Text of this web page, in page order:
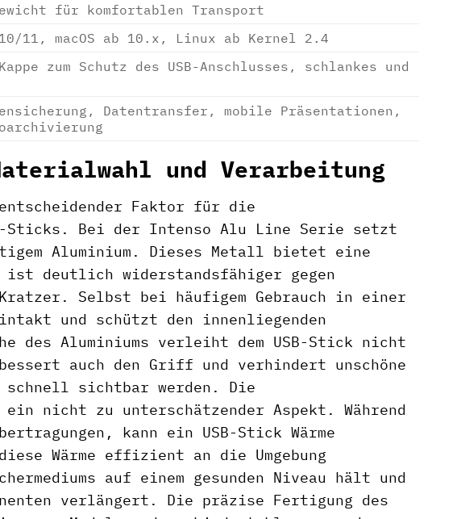
für komfortablen Transport
11, macOS ab 10.x, Linux ab Kernel 2.4
zum Schutz des USB-Anschlusses, schlankes und
Datentransfer, mobile Präsentationen,
und Verarbeitung
Faktor für die
Sticks. Bei der Intenso Alu Line Serie setzt
Aluminium. Dieses Metall bietet eine
ist deutlich widerstandsfähiger gegen
Selbst bei häufigem Gebrauch in einer
und schützt den innenliegenden
des Aluminiums verleiht dem USB-Stick nicht
auch den Griff und verhindert unschöne
schnell sichtbar werden. Die
nicht zu unterschätzender Aspekt. Während
kann ein USB-Stick Wärme
Wärme effizient an die Umgebung
auf einem gesunden Niveau hält und
verlängert. Die präzise Fertigung des